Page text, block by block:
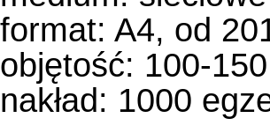
format: A4, od
objętość: 100-
nakład: 1000